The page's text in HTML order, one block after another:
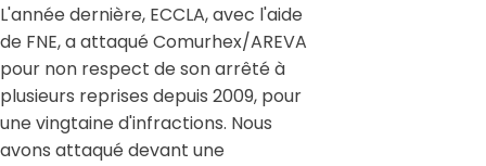
L'année dernière, ECCLA, avec l'aide
de FNE, a attaqué Comurhex/AREVA
pour non respect de son arrêté à
plusieurs reprises depuis 2009, pour
une vingtaine d'infractions. Nous
avons attaqué devant une